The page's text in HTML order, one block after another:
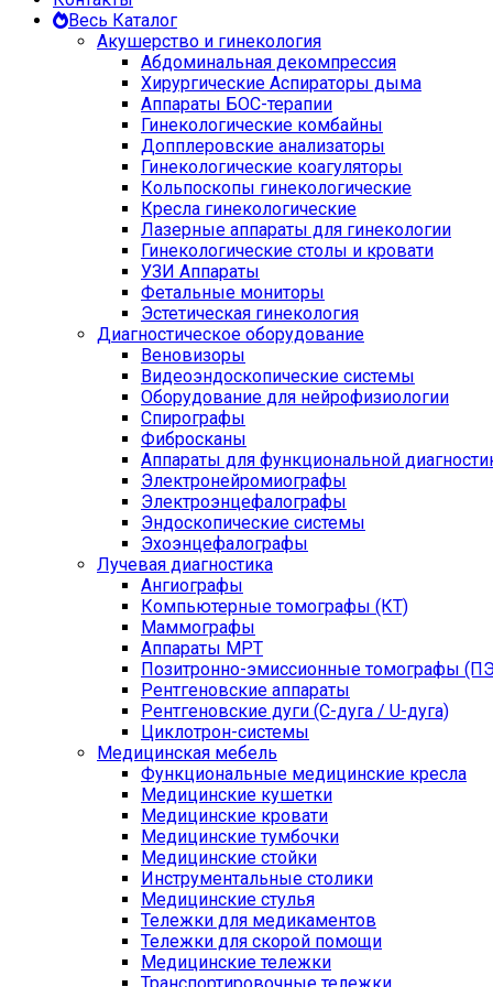
Весь Каталог
Акушерство и гинекология
Абдоминальная декомпрессия
Хирургические Аспираторы дыма
Аппараты БОС-терапии
Гинекологические комбайны
Допплеровские анализаторы
Гинекологические коагуляторы
Кольпоскопы гинекологические
Кресла гинекологические
Лазерные аппараты для гинекологии
Гинекологические столы и кровати
УЗИ Аппараты
Фетальные мониторы
Эстетическая гинекология
Диагностическое оборудование
Веновизоры
Видеоэндоскопические системы
Оборудование для нейрофизиологии
Спирографы
Фибросканы
Аппараты для функциональной
Электронейромиографы
Электроэнцефалографы
Эндоскопические системы
Эхоэнцефалографы
Лучевая диагностика
Ангиографы
Компьютерные томографы (КТ)
Маммографы
Аппараты МРТ
Позитронно-эмиссионные томографы
Рентгеновские аппараты
Рентгеновские дуги (С-дуга / U-дуга)
Циклотрон-системы
Медицинская мебель
Функциональные медицинские кресла
Медицинские кушетки
Медицинские кровати
Медицинские тумбочки
Медицинские стойки
Инструментальные столики
Медицинские стулья
Тележки для медикаментов
Тележки для скорой помощи
Медицинские тележки